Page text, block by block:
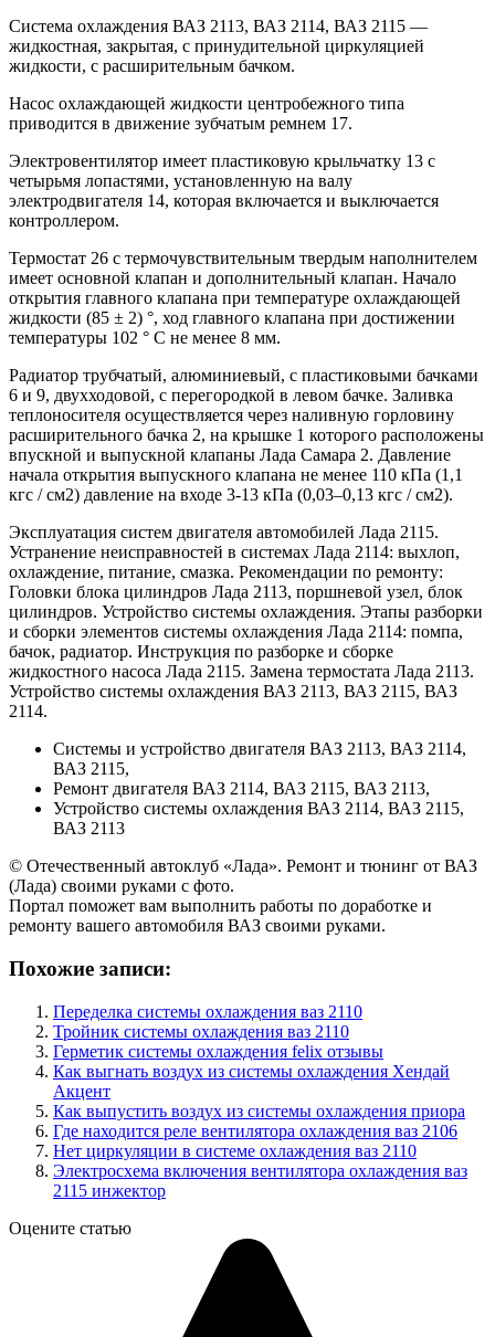
Система охлаждения ВАЗ 2113, ВАЗ 2114, ВАЗ 2115 —
жидкостная, закрытая, с принудительной циркуляцией
жидкости, с расширительным бачком.
Насос охлаждающей жидкости центробежного типа
приводится в движение зубчатым ремнем 17.
Электровентилятор имеет пластиковую крыльчатку 13 с
четырьмя лопастями, установленную на валу
электродвигателя 14, которая включается и выключается
контроллером.
Термостат 26 с термочувствительным твердым наполнителем
имеет основной клапан и дополнительный клапан. Начало
открытия главного клапана при температуре охлаждающей
жидкости (85 ± 2) °, ход главного клапана при достижении
температуры 102 ° С не менее 8 мм.
Радиатор трубчатый, алюминиевый, с пластиковыми бачками
6 и 9, двухходовой, с перегородкой в ​​левом бачке. Заливка
теплоносителя осуществляется через наливную горловину
расширительного бачка 2, на крышке 1 которого расположены
впускной и выпускной клапаны Лада Самара 2. Давление
начала открытия выпускного клапана не менее 110 кПа (1,1
кгс / см2) давление на входе 3-13 кПа (0,03–0,13 кгс / см2).
Эксплуатация систем двигателя автомобилей Лада 2115.
Устранение неисправностей в системах Лада 2114: выхлоп,
охлаждение, питание, смазка. Рекомендации по ремонту:
Головки блока цилиндров Лада 2113, поршневой узел, блок
цилиндров. Устройство системы охлаждения. Этапы разборки
и сборки элементов системы охлаждения Лада 2114: помпа,
бачок, радиатор. Инструкция по разборке и сборке
жидкостного насоса Лада 2115. Замена термостата Лада 2113.
Устройство системы охлаждения ВАЗ 2113, ВАЗ 2115, ВАЗ
2114.
Системы и устройство двигателя ВАЗ 2113, ВАЗ 2114,
ВАЗ 2115,
Ремонт двигателя ВАЗ 2114, ВАЗ 2115, ВАЗ 2113,
Устройство системы охлаждения ВАЗ 2114, ВАЗ 2115,
ВАЗ 2113
© Отечественный автоклуб «Лада». Ремонт и тюнинг от ВАЗ
(Лада) своими руками с фото.
Портал поможет вам выполнить работы по доработке и
ремонту вашего автомобиля ВАЗ своими руками.
Похожие записи:
Переделка системы охлаждения ваз 2110
Тройник системы охлаждения ваз 2110
Герметик системы охлаждения felix отзывы
Как выгнать воздух из системы охлаждения Хендай
Акцент
Как выпустить воздух из системы охлаждения приора
Где находится реле вентилятора охлаждения ваз 2106
Нет циркуляции в системе охлаждения ваз 2110
Электросхема включения вентилятора охлаждения ваз
2115 инжектор
Оцените статью